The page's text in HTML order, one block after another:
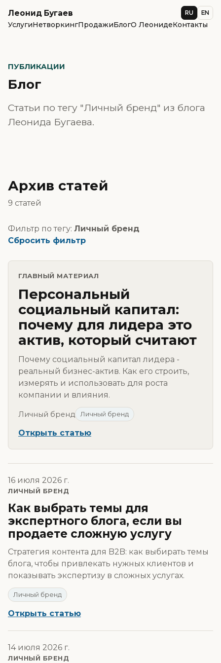
Леонид Бугаев
УслугиНетворкингПродажиБлогО ЛеонидеКонтакты
RU EN
ПУБЛИКАЦИИ
Блог
Статьи по тегу "Личный бренд" из блога
Леонида Бугаева.
Архив статей
9 статей
Фильтр по тегу: Личный бренд
Сбросить фильтр
ГЛАВНЫЙ МАТЕРИАЛ
Персональный
социальный капитал:
почему для лидера это
актив, который считают
Почему социальный капитал лидера -
реальный бизнес-актив. Как его строить,
измерять и использовать для роста
компании и влияния.
Личный бренд Личный бренд
Открыть статью
16 июля 2026 г.
ЛИЧНЫЙ БРЕНД
Как выбрать темы для
экспертного блога, если вы
продаете сложную услугу
Стратегия контента для B2B: как выбирать темы
блога, чтобы привлекать нужных клиентов и
показывать экспертизу в сложных услугах.
Личный бренд
Открыть статью
14 июля 2026 г.
ЛИЧНЫЙ БРЕНД